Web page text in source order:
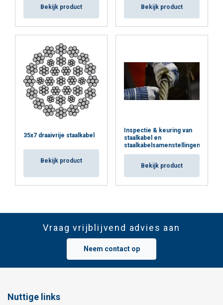
Bekijk product Bekijk product
35x7 draaivrije staalkabel
Bekijk product
Inspectie & keuring van
staalkabel en
staalkabelsamenstellingen
Bekijk product
Vraag vrijblijvend advies aan
Neem contact op
Nuttige links